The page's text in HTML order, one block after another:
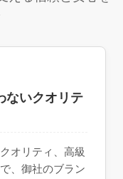
ないクオリテ
オリティ、高級
、御社のブラン